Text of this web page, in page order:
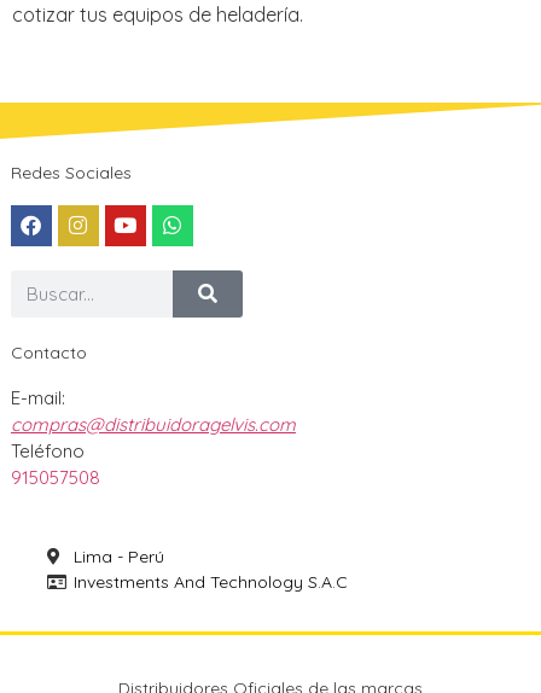
cotizar tus equipos de heladería.
Redes Sociales
Contacto
E-mail:
compras@distribuidoragelvis.com
Teléfono
915057508
Lima - Perú
Investments And Technology S.A.C
Distribuidores Oficiales de las marcas